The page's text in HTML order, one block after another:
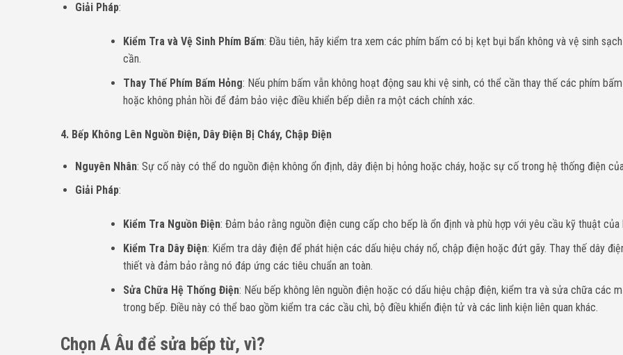
Giải Pháp:
Kiểm Tra và Vệ Sinh Phím Bấm: Đầu tiên, hãy kiểm tra xem các phím bấm có bị kẹt bụi bẩn không và vệ sinh
cần.
Thay Thế Phím Bấm Hỏng: Nếu phím bấm vẫn không hoạt động sau khi vệ sinh, có thể cần thay thế các phím
hoặc không phản hồi để đảm bảo việc điều khiển bếp diễn ra một cách chính xác.
4. Bếp Không Lên Nguồn Điện, Dây Điện Bị Cháy, Chập Điện
Nguyên Nhân: Sự cố này có thể do nguồn điện không ổn định, dây điện bị hỏng hoặc cháy, hoặc sự cố trong hệ thống điện
Giải Pháp:
Kiểm Tra Nguồn Điện: Đảm bảo rằng nguồn điện cung cấp cho bếp là ổn định và phù hợp với yêu cầu kỹ thuật của
Kiểm Tra Dây Điện: Kiểm tra dây điện để phát hiện các dấu hiệu cháy nổ, chập điện hoặc đứt gãy. Thay thế dây
thiết và đảm bảo rằng nó đáp ứng các tiêu chuẩn an toàn.
Sửa Chữa Hệ Thống Điện: Nếu bếp không lên nguồn điện hoặc có dấu hiệu chập điện, kiểm tra và sửa chữa các
trong bếp. Điều này có thể bao gồm kiểm tra các cầu chì, bộ điều khiển điện tử và các linh kiện liên quan khác.
Chọn Á Âu để sửa bếp từ, vì?